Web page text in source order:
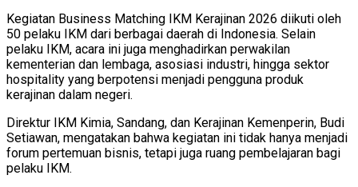
Kegiatan Business Matching IKM Kerajinan 2026 diikuti oleh
50 pelaku IKM dari berbagai daerah di Indonesia. Selain
pelaku IKM, acara ini juga menghadirkan perwakilan
kementerian dan lembaga, asosiasi industri, hingga sektor
hospitality yang berpotensi menjadi pengguna produk
kerajinan dalam negeri.
Direktur IKM Kimia, Sandang, dan Kerajinan Kemenperin, Budi
Setiawan, mengatakan bahwa kegiatan ini tidak hanya menjadi
forum pertemuan bisnis, tetapi juga ruang pembelajaran bagi
pelaku IKM.